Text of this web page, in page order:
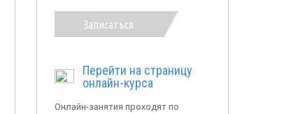
Записаться
Перейти на страницу
онлайн-курса
Онлайн-занятия проходят по